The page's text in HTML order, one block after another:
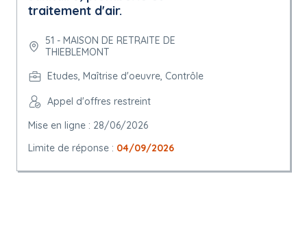
traitement d'air.
51 - MAISON DE RETRAITE DE
THIEBLEMONT
Etudes, Maîtrise d'oeuvre, Contrôle
Appel d'offres restreint
Mise en ligne : 28/06/2026
Limite de réponse : 04/09/2026